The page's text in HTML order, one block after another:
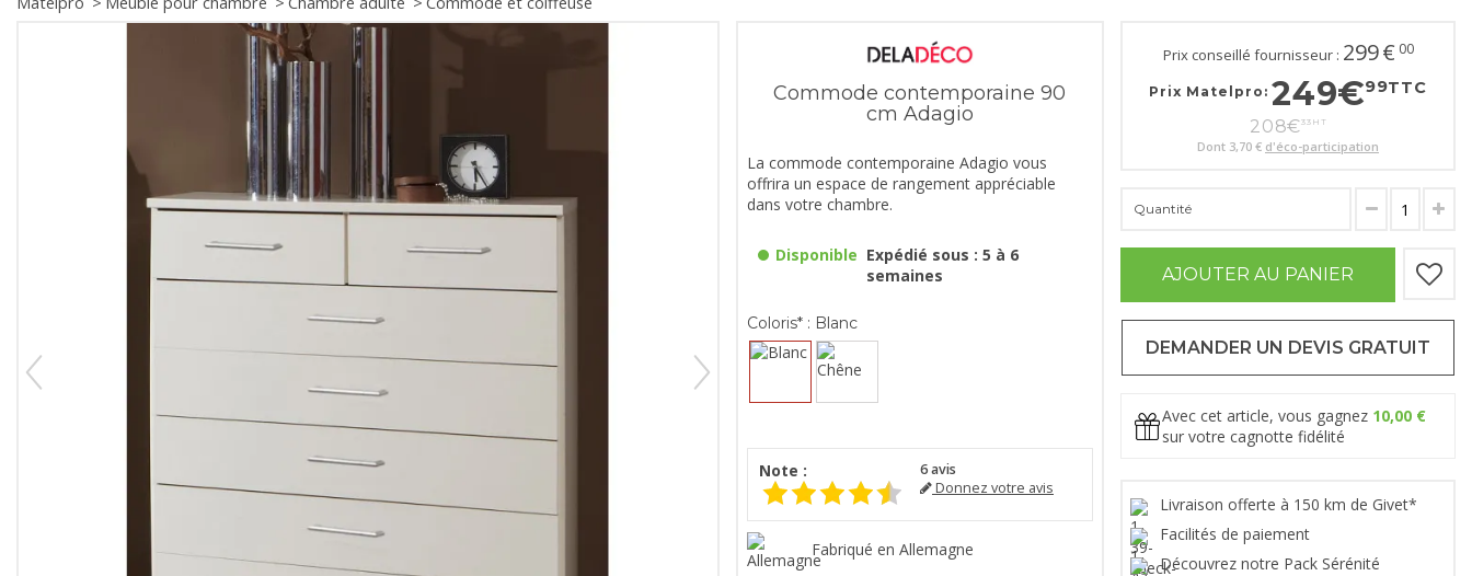
Commode contemporaine 90
cm Adagio
La commode contemporaine Adagio vous
offrira un espace de rangement appréciable
dans votre chambre.
Disponible Expédié sous : 5 à 6
semaines
Coloris* : Blanc
Note : 6avis
Donnez votre avis
Fabriqué en Allemagne
Prix conseillé fournisseur : 299€ 00
Prix Matelpro: 249€99TTC
208€33 HT
Dont 3,70 € d'éco-participation
Quantité
AJOUTER AU PANIER
DEMANDER UN DEVIS GRATUIT
Avec cet article, vous gagnez 10,00 €
sur votre cagnotte fidélité
Livraison offerte à 150 km de Givet*
Facilités de paiement
Découvrez notre Pack Sérénité